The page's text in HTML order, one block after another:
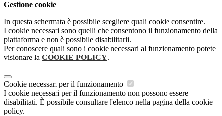
Gestione cookie
In questa schermata è possibile scegliere quali cookie consentire.
I cookie necessari sono quelli che consentono il funzionamento della
piattaforma e non è possibile disabilitarli.
Per conoscere quali sono i cookie necessari al funzionamento potete
visionare la COOKIE POLICY.
Cookie necessari per il funzionamento
I cookie necessari per il funzionamento non possono essere
disabilitati. È possibile consultare l'elenco nella pagina della cookie
policy.